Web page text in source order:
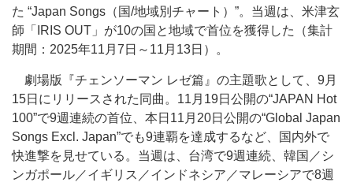
た “Japan Songs（国/地域別チャート）”。当週は、米津玄
師「IRIS OUT」が10の国と地域で首位を獲得した（集計
期間：2025年11月7日～11月13日）。
劇場版『チェンソーマン レゼ篇』の主題歌として、9月
15日にリリースされた同曲。11月19日公開の“JAPAN Hot
100”で9週連続の首位、本日11月20日公開の“Global Japan
Songs Excl. Japan”でも9連覇を達成するなど、国内外で
快進撃を見せている。当週は、台湾で9週連続、韓国／シ
ンガポール／イギリス／インドネシア／マレーシアで8週